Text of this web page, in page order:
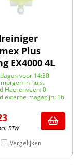
Plus
EX4000 4L
voor 14:30
in huis.
Heerenveen: 0
externe magazijn: 16
BTW
Vergelijken